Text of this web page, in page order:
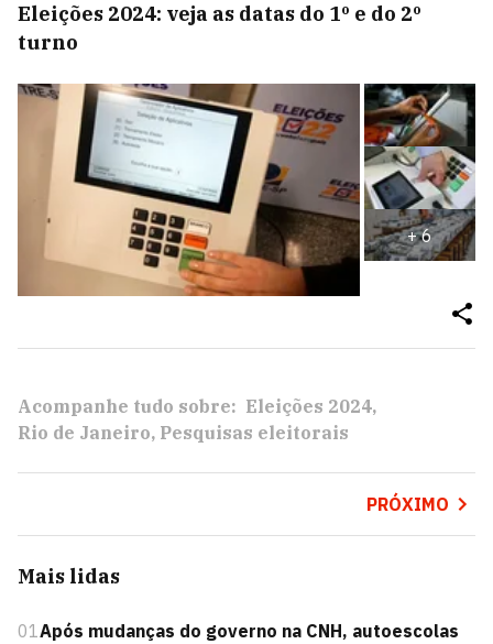
Eleições 2024: veja as datas do 1º e do 2º
turno
+6
Acompanhe tudo sobre: Eleições 2024
Rio de Janeiro Pesquisas eleitorais
PRÓXIMO
Mais lidas
01Após mudanças do governo na CNH, autoescolas